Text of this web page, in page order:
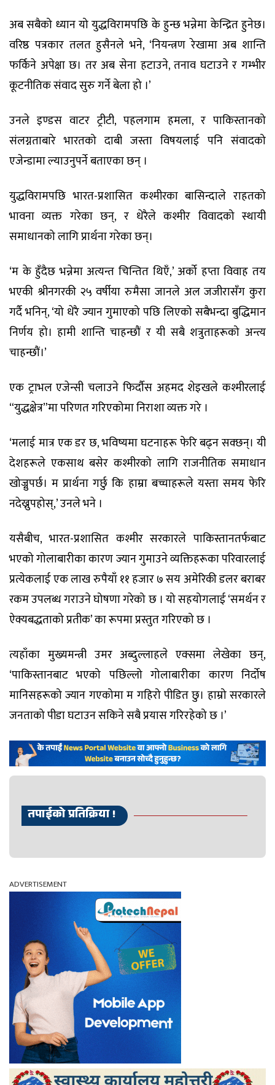
अब सबैको ध्यान यो युद्धविरामपछि के हुन्छ भन्नेमा केन्द्रित हुनेछ।
वरिष्ठ पत्रकार तलत हुसैनले भने, ‘नियन्त्रण रेखामा अब शान्ति
फर्किने अपेक्षा छ। तर अब सेना हटाउने, तनाव घटाउने र गम्भीर
कूटनीतिक संवाद सुरु गर्ने बेला हो ।’
उनले इण्डस वाटर ट्रीटी, पहलगाम हमला, र पाकिस्तानको
संलग्नताबारे भारतको दाबी जस्ता विषयलाई पनि संवादको
एजेन्डामा ल्याउनुपर्ने बताएका छन् ।
युद्धविरामपछि भारत-प्रशासित कश्मीरका बासिन्दाले राहतको
भावना व्यक्त गरेका छन्, र धेरैले कश्मीर विवादको स्थायी
समाधानको लागि प्रार्थना गरेका छन्।
‘म के हुँदैछ भन्नेमा अत्यन्त चिन्तित थिएँ,’ अर्को हप्ता विवाह तय
भएकी श्रीनगरकी २५ वर्षीया रुमैसा जानले अल जजीरासँग कुरा
गर्दै भनिन्, ‘यो धेरै ज्यान गुमाएको पछि लिएको सबैभन्दा बुद्धिमान
निर्णय हो। हामी शान्ति चाहन्छौं र यी सबै शत्रुताहरूको अन्त्य
चाहन्छौं।’
एक ट्राभल एजेन्सी चलाउने फिर्दौस अहमद शेइखले कश्मीरलाई
“युद्धक्षेत्र”मा परिणत गरिएकोमा निराशा व्यक्त गरे ।
‘मलाई मात्र एक डर छ, भविष्यमा घटनाहरू फेरि बढ्न सक्छन्। यी
देशहरूले एकसाथ बसेर कश्मीरको लागि राजनीतिक समाधान
खोज्नुपर्छ। म प्रार्थना गर्छु कि हाम्रा बच्चाहरूले यस्ता समय फेरि
नदेख्नुपहोस्,’ उनले भने ।
यसैबीच, भारत-प्रशासित कश्मीर सरकारले पाकिस्तानतर्फबाट
भएको गोलाबारीका कारण ज्यान गुमाउने व्यक्तिहरूका परिवारलाई
प्रत्येकलाई एक लाख रुपैयाँ ११ हजार ७ सय अमेरिकी डलर बराबर
रकम उपलब्ध गराउने घोषणा गरेको छ । यो सहयोगलाई ‘समर्थन र
ऐक्यबद्धताको प्रतीक’ का रूपमा प्रस्तुत गरिएको छ ।
त्यहाँका मुख्यमन्त्री उमर अब्दुल्लाहले एक्समा लेखेका छन्,
‘पाकिस्तानबाट भएको पछिल्लो गोलाबारीका कारण निर्दोष
मानिसहरूको ज्यान गएकोमा म गहिरो पीडित छु। हाम्रो सरकारले
जनताको पीडा घटाउन सकिने सबै प्रयास गरिरहेको छ ।’
तपाईको प्रतिक्रिया !
ADVERTISEMENT